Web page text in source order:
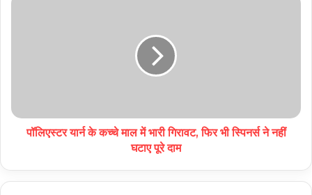
पॉलिएस्टर यार्न के कच्चे माल में भारी गिरावट, फिर भी स्पिनर्स ने नहीं
घटाए पूरे दाम